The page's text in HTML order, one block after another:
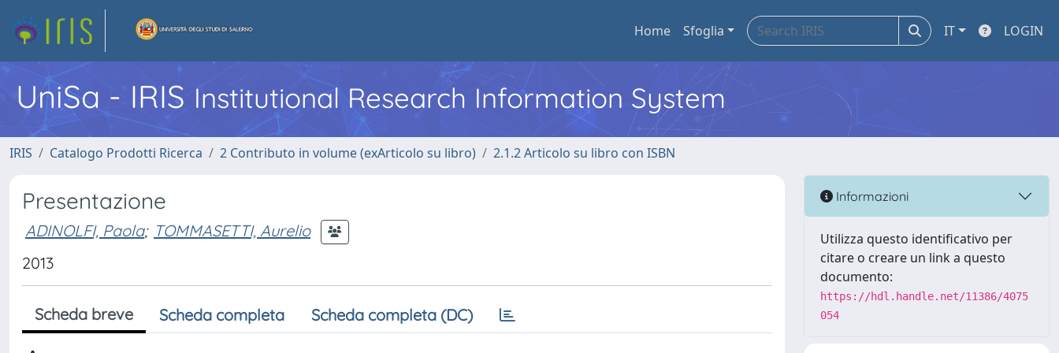
Home Sfoglia IT LOGIN
UniSa - IRIS Institutional Research Information System
IRIS Catalogo Prodotti Ricerca 2 Contributo in volume (exArticolo su libro) 2.1.2 Articolo su libro con ISBN
Presentazione
ADINOLFI, Paola; TOMMASETTI, Aurelio
2013
Scheda breve Scheda completa Scheda completa (DC)
Informazioni
Utilizza questo identificativo per
citare o creare un link a questo
documento:
https://hdl.handle.net/11386/4075
054